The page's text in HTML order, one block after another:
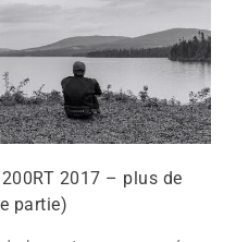
2017 – plus de
partie)